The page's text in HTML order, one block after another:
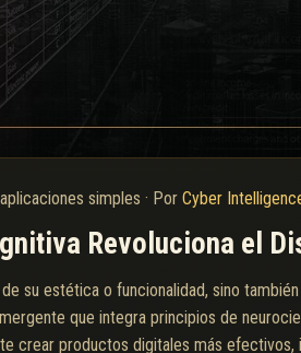
simples · Por Cyber
Revoluciona el
su estética o funcionalidad, sino
que integra principios de
crear productos digitales más